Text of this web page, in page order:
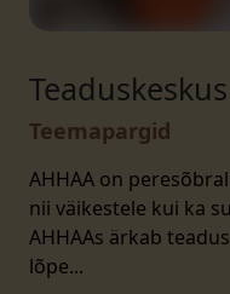
Teemapargid
AHHAA on
nii väikestele kui ka
AHHAAs ärkab
lõpe...